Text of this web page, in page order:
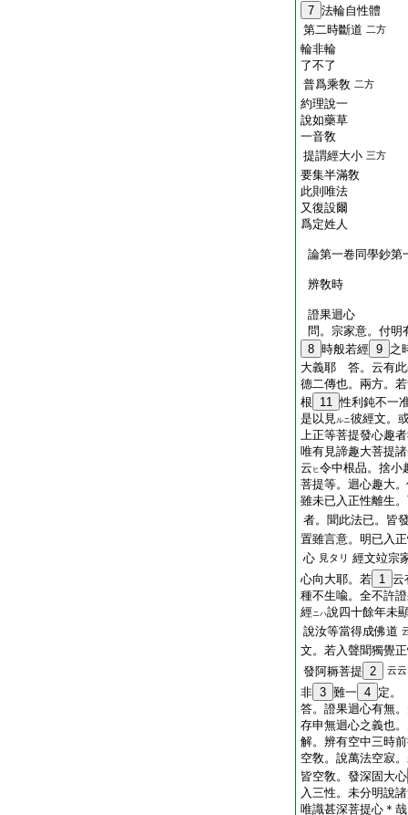
7 法輪自性體
第二時斷道 二方
輪非輪
了不了
普爲乘敎 二方
約理說一
說如藥草
一音敎
提謂經大小 三方
要集半滿敎
此則唯法
又復設爾
爲定姓人
論第一卷同學鈔第
辨敎時
證果迴心
問。宗家意。付明
8 時般若經 9 之
大義耶 答。云有此
德二傳也。兩方。
根
11 性利鈍不一
是以見ルニ彼經文。
上正等菩提發心趣
唯有見諦趣大菩提
云 ヒ令中根品。捨小
菩提等。迴心趣大
雖未已入正性離生
者。聞此法已。皆
置雖言意。明已入
心 見タリ 經文竝宗
心向大耶。若 1 云
種不生喩。全不許
經ニハ說四十餘年未
說汝等當得成佛道
文。若入聲聞獨覺
發阿耨菩提 2 云云
非 3 難一 4 定。
答。證果迴心有無
存申無迴心之義也
解。辨有空中三時
空敎。說萬法空寂
皆空敎。發深固大心
入三性。未分明說
唯識甚深菩提心＊